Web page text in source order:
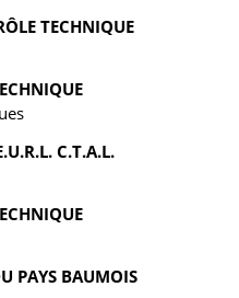
TECHNIQUE
C.T.A.L.
PAYS BAUMOIS